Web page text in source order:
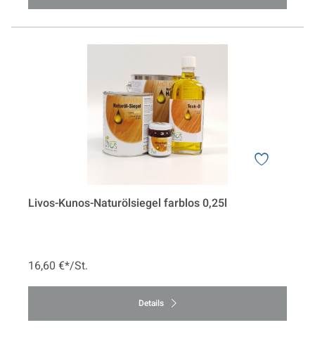
Livos-Kunos-Naturölsiegel farblos 0,25l
16,60 €*/St.
Details